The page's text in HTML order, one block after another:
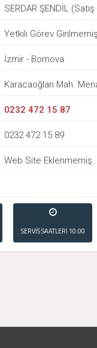
SERDAR ŞENDİL
Yetkili Görev Girilmemiş
İzmir - Bornova
Karacaoğlan Mah.
0232 472 15 87
0232 472 15 89
Web Site Eklenmemiş
SERVİS SAATLERİ 10:00
- 20:00